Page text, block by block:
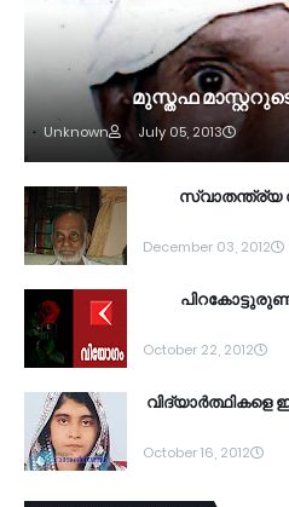
മുസ്തഫ
Unknown July 05, 2013
സ്വാതന്ത്ര്യ
December 03, 2012
October 22, 2012
വി­ദ്യാര്‍­ത്ഥിക­ളെ
October 16, 2012